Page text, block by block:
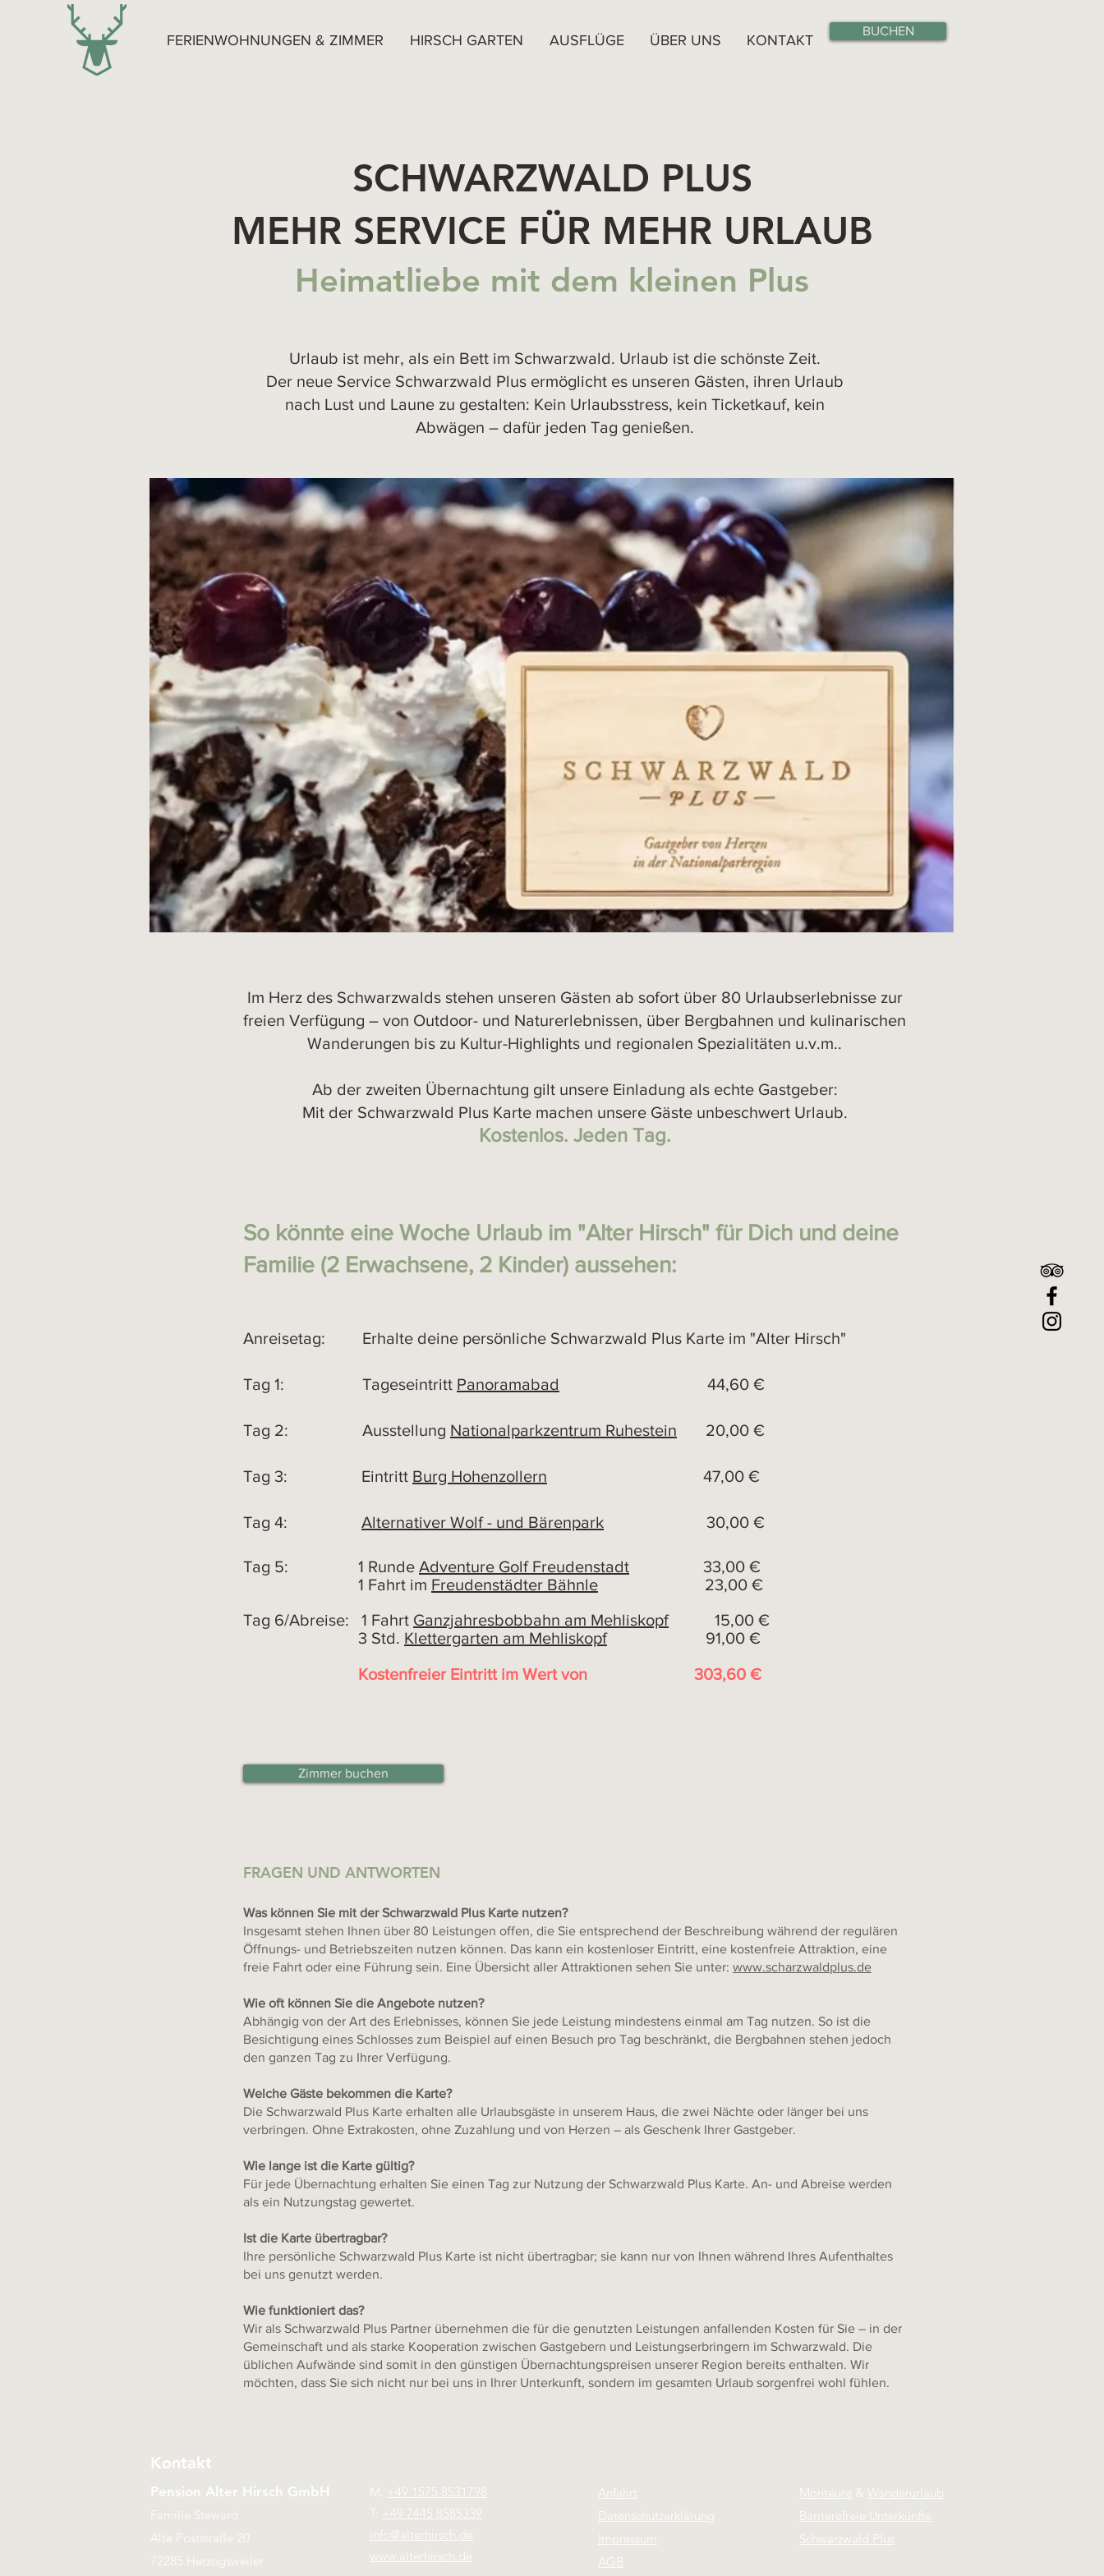
FERIENWOHNUNGEN & ZIMMER HIRSCH GARTEN AUSFLÜGE ÜBER UNS KONTAKT
BUCHEN
SCHWARZWALD PLUS
MEHR SERVICE FÜR MEHR URLAUB
Heimatliebe mit dem kleinen Plus
Urlaub ist mehr, als ein Bett im Schwarzwald. Urlaub ist die schönste Zeit.
Der neue Service Schwarzwald Plus ermöglicht es unseren Gästen, ihren Urlaub
nach Lust und Laune zu gestalten: Kein Urlaubsstress, kein Ticketkauf, kein
Abwägen – dafür jeden Tag genießen.
Im Herz des Schwarzwalds stehen unseren Gästen ab sofort über 80 Urlaubserlebnisse zur
freien Verfügung – von Outdoor- und Naturerlebnissen, über Bergbahnen und kulinarischen
Wanderungen bis zu Kultur-Highlights und regionalen Spezialitäten u.v.m..
Ab der zweiten Übernachtung gilt unsere Einladung als echte Gastgeber:
Mit der Schwarzwald Plus Kartemachen unsere Gäste unbeschwert Urlaub.
Kostenlos. Jeden Tag.
So könnte eine Woche Urlaub im "Alter Hirsch" für Dich und deine
Familie (2 Erwachsene, 2 Kinder) aussehen:
Anreisetag: Erhalte deine persönliche Schwarzwald Plus Karte im "Alter Hirsch"
Tag 1: Tageseintritt Panoramabad 44,60 €
Tag 2: Ausstellung Nationalparkzentrum Ruhestein 20,00 €
Tag 3: Eintritt Burg Hohenzollern 47,00 €
Tag 4: Alternativer Wolf - und Bärenpark 30,00 €
Tag 5: 1 Runde Adventure Golf Freudenstadt 33,00 €
1 Fahrt im Freudenstädter Bähnle 23,00 €
Tag 6/Abreise: 1 Fahrt Ganzjahresbobbahn am Mehliskopf
15,00 €
3 Std. Klettergarten am Mehliskopf91,00 €
Kostenfreier Eintritt im Wert von
303,60 €
FRAGEN UND ANTWORTEN
Was können Sie mit der Schwarzwald Plus Karte nutzen?
Insgesamt stehen Ihnen über 80 Leistungen offen, die Sie entsprechend der Beschreibung während der regulären
Öffnungs- und Betriebszeiten nutzen können. Das kann ein kostenloser Eintritt, eine kostenfreie Attraktion, eine
freie Fahrt oder eine Führung sein. Eine Übersicht aller Attraktionen sehen Sie unter: www.scharzwaldplus.de
Wie oft können Sie die Angebote nutzen?
Abhängig von der Art des Erlebnisses, können Sie jede Leistung mindestens einmal am Tag nutzen. So ist die
Besichtigung eines Schlosses zum Beispiel auf einen Besuch pro Tag beschränkt, die Bergbahnen stehen jedoch
den ganzen Tag zu Ihrer Verfügung.
Welche Gäste bekommen die Karte?
Die Schwarzwald Plus Karte erhalten alle Urlaubsgäste in unserem Haus, die zwei Nächte oder länger bei uns
verbringen. Ohne Extrakosten, ohne Zuzahlung und von Herzen – als Geschenk Ihrer Gastgeber.
Wie lange ist die Karte gültig?
Für jede Übernachtung erhalten Sie einen Tag zur Nutzung der Schwarzwald Plus Karte. An- und Abreise werden
als ein Nutzungstag gewertet.
Ist die Karte übertragbar?
Ihre persönliche Schwarzwald Plus Karte ist nicht übertragbar; sie kann nur von Ihnen während Ihres Aufenthaltes
bei uns genutzt werden.
Wie funktioniert das?
Wir als Schwarzwald Plus Partner übernehmen die für die genutzten Leistungen anfallenden Kosten für Sie – in der
Gemeinschaft und als starke Kooperation zwischen Gastgebern und Leistungserbringern im Schwarzwald. Die
üblichen Aufwände sind somit in den günstigen Übernachtungspreisen unserer Region bereits enthalten. Wir
möchten, dass Sie sich nicht nur bei uns in Ihrer Unterkunft, sondern im gesamten Urlaub sorgenfrei wohl fühlen.
Zimmer buchen
Kontakt
Pension Alter Hirsch GmbH
Familie Steward
Alte Poststraße 20
72285 Herzogsweiler
M:
+49 1575 8531798
T: +49 7445 8585339
info@alterhirsch.de
www.alterhirsch.de
Anfahrt
Datenschutzerklärung
Impressum
AGB
Monteure & Wanderurlaub
Barrierefreie Unterkünfte
Schwarzwald Plus